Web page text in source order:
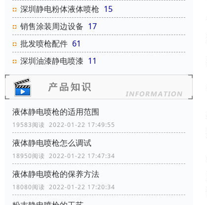
深圳静电粉体液体喷枪 15
销售涂装周边设备 17
批发喷枪配件 61
深圳油漆静电喷漆 11
液体静电喷枪的适用范围
19583阅读 2022-01-22 17:49:55
液体静电喷枪怎么调试
18950阅读 2022-01-22 17:47:34
液体静电喷枪的保养方法
18080阅读 2022-01-22 17:20:34